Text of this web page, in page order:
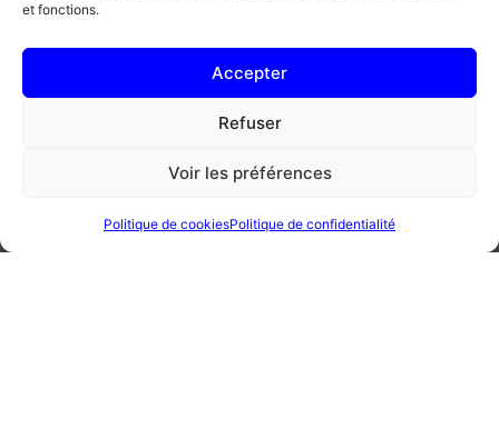
et fonctions.
Accepter
Refuser
Voir les préférences
Politique de cookiesPolitique de confidentialité
Finaliser le risotto en ajoutant
Dans des belles assiettes
laisse, parsemer de copeaux
filet d’huile de truffe.
Bon appétit !